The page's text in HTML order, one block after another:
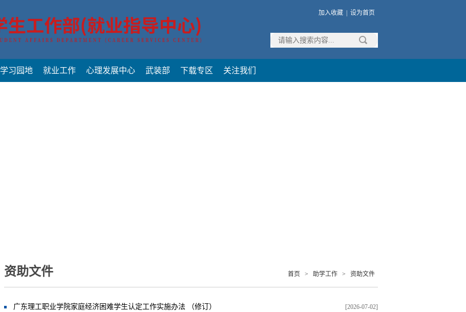
加入收藏 设为首页
学习园地 就业工作 心理发展中心 武装部 下载专区 关注我们
资助文件 首页 > 助学工作 > 资助文件
广东理工职业学院家庭经济困难学生认定工作实施办法 （修订） [2026-07-02]